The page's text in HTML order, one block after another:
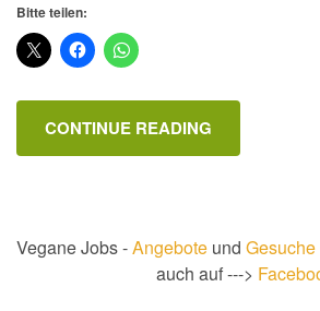
Bitte teilen:
CONTINUE READING
Vegane Jobs -Angebote und Gesuche
auch auf --->